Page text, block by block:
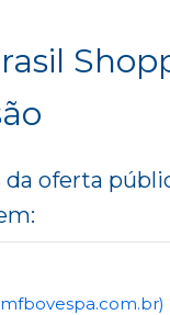
oferta